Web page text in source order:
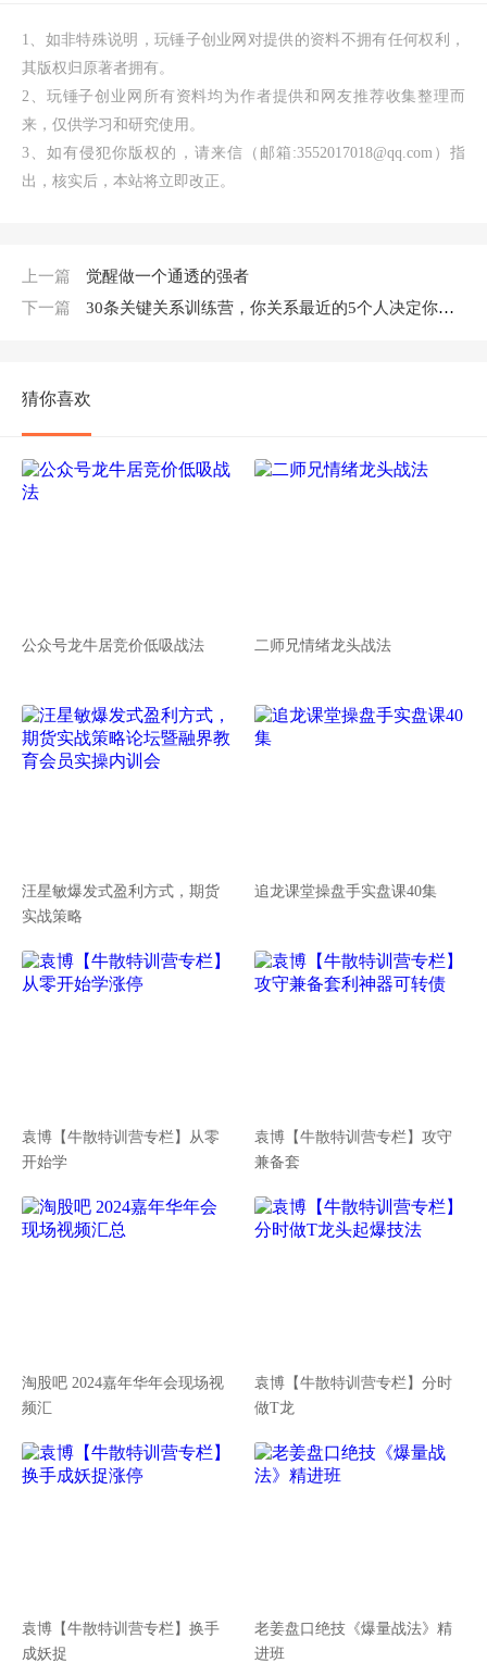
1、如非特殊说明，玩锤子创业网对提供的资料不拥有任何权利，
其版权归原著者拥有。
2、玩锤子创业网所有资料均为作者提供和网友推荐收集整理而
来，仅供学习和研究使用。
3、如有侵犯你版权的，请来信（邮箱:3552017018@qq.com）指
出，核实后，本站将立即改正。
上一篇
觉醒做一个通透的强者
下一篇
30条关键关系训练营，你关系最近的5个人决定你的财富水平
猜你喜欢
公众号龙牛居竞价低吸战法 二师兄情绪龙头战法
汪星敏爆发式盈利方式，期货
实战策略
追龙课堂操盘手实盘课40集
袁博【牛散特训营专栏】从零
开始学
袁博【牛散特训营专栏】攻守
兼备套
淘股吧 2024嘉年华年会现场视
频汇
袁博【牛散特训营专栏】分时
做T龙
袁博【牛散特训营专栏】换手
成妖捉
老姜盘口绝技《爆量战法》精
进班